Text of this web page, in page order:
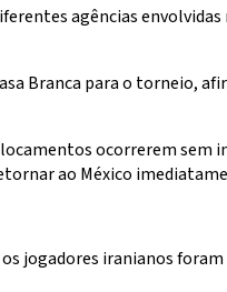
agências
Branca para o torneio,
ocorrerem sem
ao México
jogadores iranianos